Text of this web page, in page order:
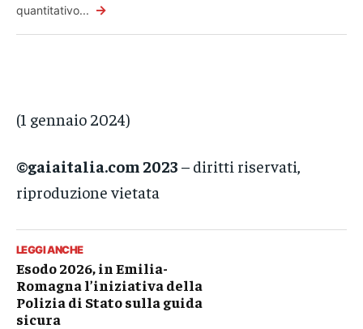
quantitativo... →
(1 gennaio 2024)
©gaiaitalia.com 2023 – diritti riservati,
riproduzione vietata
LEGGI ANCHE
Esodo 2026, in Emilia-
Romagna l’iniziativa della
Polizia di Stato sulla guida
sicura